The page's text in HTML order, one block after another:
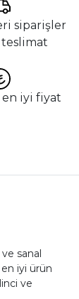
siparişler
en iyi fiyat
sanal
iyi ürün
ve